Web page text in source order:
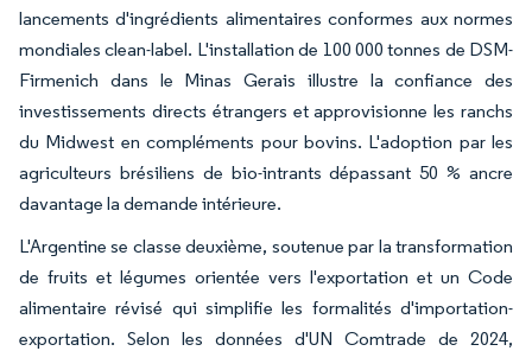
lancements d'ingrédients alimentaires conformes aux normes
mondiales clean-label. L'installation de 100 000 tonnes de DSM-
Firmenich dans le Minas Gerais illustre la confiance des
investissements directs étrangers et approvisionne les ranchs
du Midwest en compléments pour bovins. L'adoption par les
agriculteurs brésiliens de bio-intrants dépassant 50 % ancre
davantage la demande intérieure.
L'Argentine se classe deuxième, soutenue par la transformation
de fruits et légumes orientée vers l'exportation et un Code
alimentaire révisé qui simplifie les formalités d'importation-
exportation. Selon les données d'UN Comtrade de 2024,